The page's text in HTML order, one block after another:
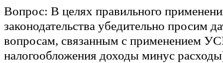
Вопрос: В целях правильного
законодательства убедительно просим
вопросам, связанным с применением
налогообложения доходы минус